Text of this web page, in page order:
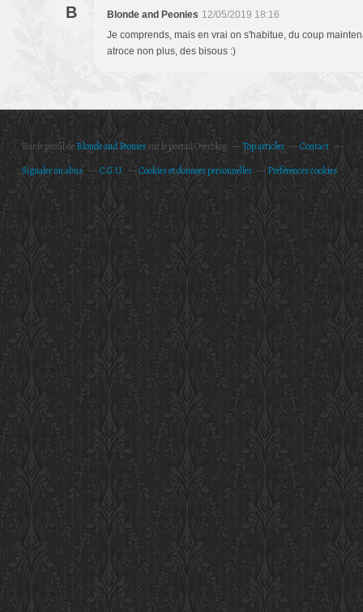
B Blonde and Peonies 12/05/2019 18:16
Je comprends, mais en vrai on s'habitue, du coup
atroce non plus, des bisous :)
Voir le profil deBlonde and Peoniessur le portail Overblog Top articles
Contact
Signaler un abus
C.G.U. Cookies et données personnelles Préférences cookies